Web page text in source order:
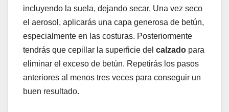
incluyendo la suela, dejando secar. Una vez seco
el aerosol, aplicarás una capa generosa de betún,
especialmente en las costuras. Posteriormente
tendrás que cepillar la superficie del calzado para
eliminar el exceso de betún. Repetirás los pasos
anteriores al menos tres veces para conseguir un
buen resultado.